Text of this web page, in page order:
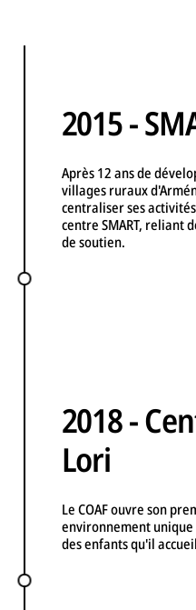
2015 -
Après 12 ans de
villages ruraux
centraliser ses
centre SMART, reliant
de soutien.
2018 -
Lori
Le COAF ouvre son
environnement
des enfants qu'il